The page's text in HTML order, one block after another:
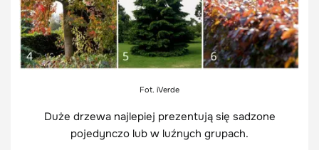
Fot. iVerde
Duże drzewa najlepiej prezentują się sadzone
pojedynczo lub w luźnych grupach.